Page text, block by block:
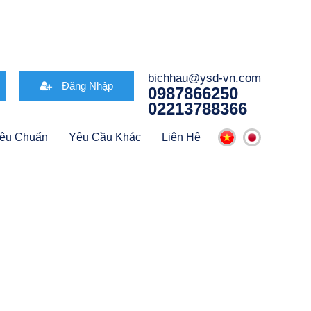
Đăng Nhập
bichhau@ysd-vn.com
0987866250
02213788366
Chuẩn Yêu Cầu Khác Liên Hệ